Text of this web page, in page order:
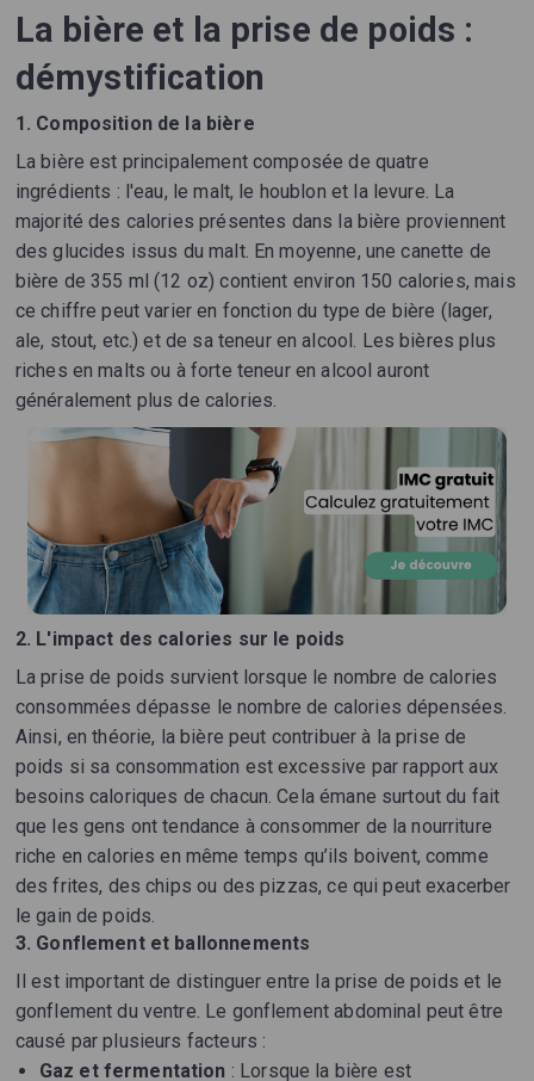
La bière et la prise de poids :
démystification
1. Composition de la bière
La bière est principalement composée de quatre
ingrédients : l'eau, le malt, le houblon et la levure. La
majorité des calories présentes dans la bière proviennent
des glucides issus du malt. En moyenne, une canette de
bière de 355 ml (12 oz) contient environ 150 calories, mais
ce chiffre peut varier en fonction du type de bière (lager,
ale, stout, etc.) et de sa teneur en alcool. Les bières plus
riches en malts ou à forte teneur en alcool auront
généralement plus de calories.
2. L'impact des calories sur le poids
La prise de poids survient lorsque le nombre de calories
consommées dépasse le nombre de calories dépensées.
Ainsi, en théorie, la bière peut contribuer à la prise de
poids si sa consommation est excessive par rapport aux
besoins caloriques de chacun. Cela émane surtout du fait
que les gens ont tendance à consommer de la nourriture
riche en calories en même temps qu’ils boivent, comme
des frites, des chips ou des pizzas, ce qui peut exacerber
le gain de poids.
3. Gonflement et ballonnements
Il est important de distinguer entre la prise de poids et le
gonflement du ventre. Le gonflement abdominal peut être
causé par plusieurs facteurs :
Gaz et fermentation : Lorsque la bière est